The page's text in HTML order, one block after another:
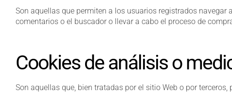
Son aquellas que permiten a los usuarios registrados
comentarios o el buscador o llevar a cabo el proceso de
Cookies de análisis o
Son aquellas que, bien tratadas por el sitio Web o por